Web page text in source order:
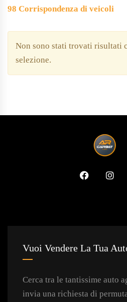
98 Corrispondenza di veicoli
Non sono stati trovati risultati
selezione.
Vuoi Vendere La Tua
Cerca tra le tantissime auto
invia una richiesta di